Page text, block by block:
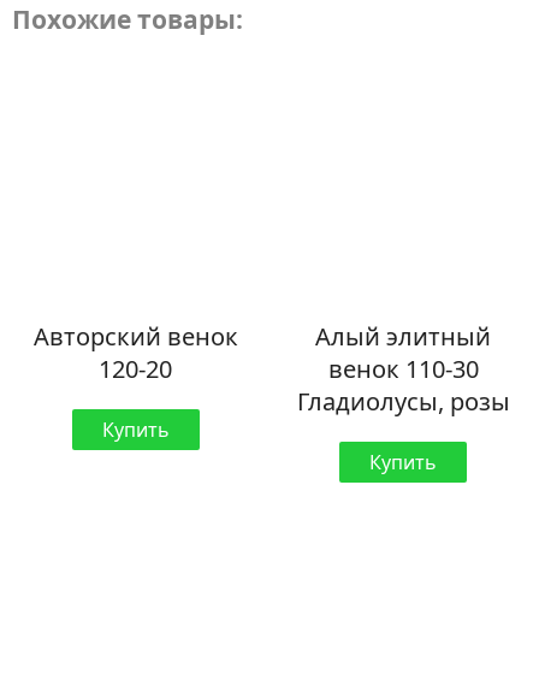
Похожие товары:
Авторский венок
120-20
Купить
Алый элитный
венок 110-30
Гладиолусы, розы
Купить